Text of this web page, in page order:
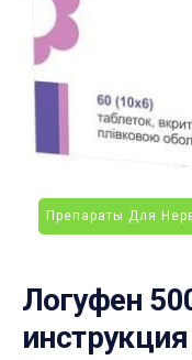
Препараты Для
Логуфен
инструкция